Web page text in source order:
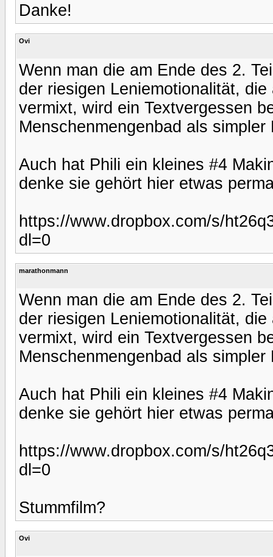
Danke!
Ovi
Wenn man die am Ende des 2.
der riesigen Leniemotionalität,
vermixt, wird ein Textvergessen
Menschenmengenbad als
Auch hat Phili ein kleines #4
denke sie gehört hier etwas
https://www.dropbox.com/s/
dl=0
marathonmann
Wenn man die am Ende des 2.
der riesigen Leniemotionalität,
vermixt, wird ein Textvergessen
Menschenmengenbad als
Auch hat Phili ein kleines #4
denke sie gehört hier etwas
https://www.dropbox.com/s/
dl=0
Stummfilm?
Ovi